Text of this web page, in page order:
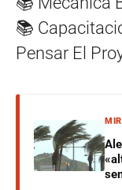
📚
Pensar El